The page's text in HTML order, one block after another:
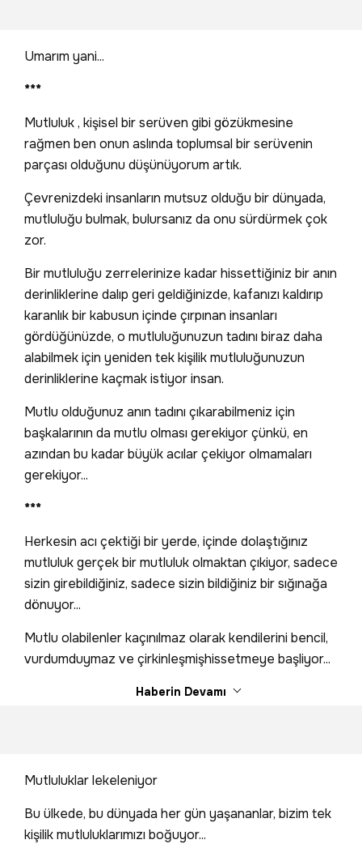
Umarım yani...
***
Mutluluk , kişisel bir serüven gibi gözükmesine
rağmen ben onun aslında toplumsal bir serüvenin
parçası olduğunu düşünüyorum artık.
Çevrenizdeki insanların mutsuz olduğu bir dünyada,
mutluluğu bulmak, bulursanız da onu sürdürmek çok
zor.
Bir mutluluğu zerrelerinize kadar hissettiğiniz bir anın
derinliklerine dalıp geri geldiğinizde, kafanızı kaldırıp
karanlık bir kabusun içinde çırpınan insanları
gördüğünüzde, o mutluluğunuzun tadını biraz daha
alabilmek için yeniden tek kişilik mutluluğunuzun
derinliklerine kaçmak istiyor insan.
Mutlu olduğunuz anın tadını çıkarabilmeniz için
başkalarının da mutlu olması gerekiyor çünkü, en
azından bu kadar büyük acılar çekiyor olmamaları
gerekiyor...
***
Herkesin acı çektiği bir yerde, içinde dolaştığınız
mutluluk gerçek bir mutluluk olmaktan çıkiyor, sadece
sizin girebildiğiniz, sadece sizin bildiğiniz bir sığınağa
dönuyor...
Mutlu olabilenler kaçınılmaz olarak kendilerini bencil,
vurdumduymaz ve çirkinleşmişhissetmeye başliyor...
Haberin Devamı
Mutluluklar lekeleniyor
Bu ülkede, bu dünyada her gün yaşananlar, bizim tek
kişilik mutluluklarımızı boğuyor...